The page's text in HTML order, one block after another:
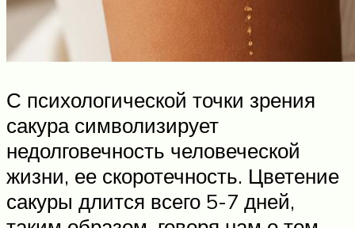
С психологической точки зрения
сакура символизирует
недолговечность человеческой
жизни, ее скоротечность. Цветение
сакуры длится всего 5-7 дней,